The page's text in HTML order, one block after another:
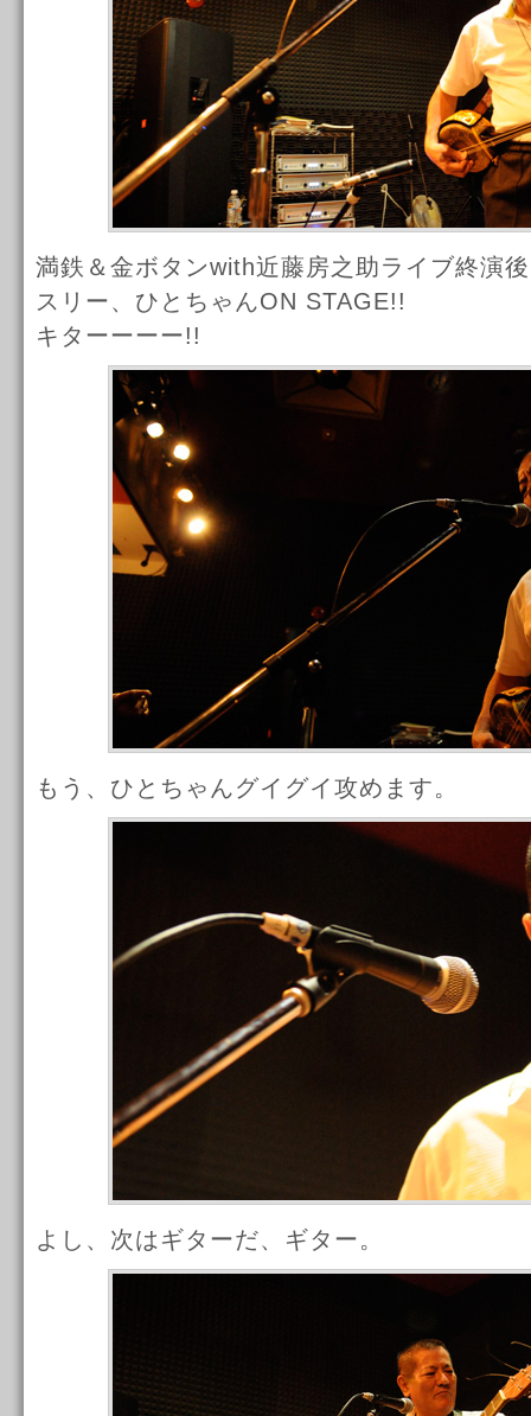
満鉄＆金ボタンwith近藤房之助ライブ終演
スリー、ひとちゃんON STAGE!!
キターーーー!!
もう、ひとちゃんグイグイ攻めます。
よし、次はギターだ、ギター。